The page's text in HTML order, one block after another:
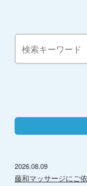
2026.08.09
藤和マッサージにご